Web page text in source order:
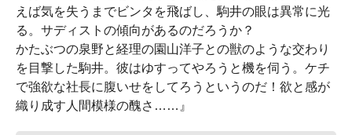
えば気を失うまでビンタを飛ばし、駒井の眼は異常に光
る。サディストの傾向があるのだろうか？
かたぶつの泉野と経理の園山洋子との獣のような交わり
を目撃した駒井。彼はゆすってやろうと機を伺う。ケチ
で強欲な社長に腹いせをしてろうというのだ！欲と感が
織り成す人間模様の醜さ……』